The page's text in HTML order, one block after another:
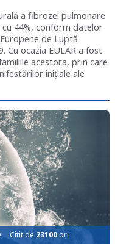
a fibrozei pulmonare
cu 44%, conform datelor
de Luptă
Cu ocazia EULAR a fost
acestora, prin care
inițiale ale
Citit de 23100 ori